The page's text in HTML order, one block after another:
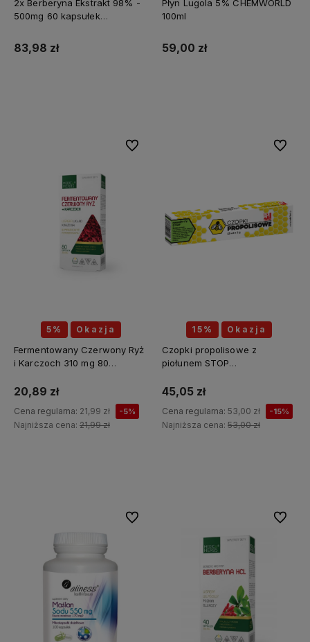
2x Berberyna Ekstrakt 98% -
500mg 60 kapsułek
83,98 zł
Płyn Lugola 5% CHEMWORLD
100ml
59,00 zł
5% Okazja
Fermentowany Czerwony Ryż
i Karczoch 310 mg 80
20,89 zł
Cena regularna: 21,99 zł -5%
Najniższa cena: 21,99 zł
Do ulubionych
15% Okazja
Czopki propolisowe z
piołunem STOP
wrotycz, zielony orzech,
szałwia, kłącze tataraku,
konopia siewna) 12 sztuk x 2g
API Effect
45,05 zł
Cena regularna: 53,00 zł -15%
Najniższa cena: 53,00 zł
Do
Do ulubionych Do